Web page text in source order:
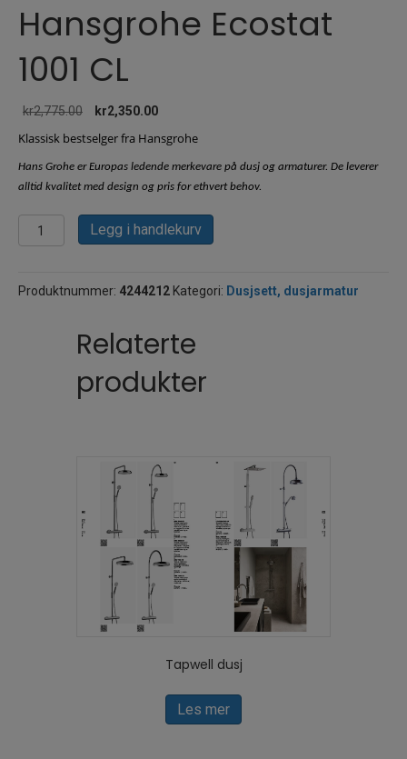
Hansgrohe Ecostat
1001 CL
kr2,775.00
Opprinnelig
var:
kr2,775.00.
kr2,350.00
er:
kr2,350.00.
Klassisk bestselger fra Hansgrohe
Hans Grohe er Europas ledende merkevare på dusj og armaturer. De leverer
alltid kvalitet med design og pris for ethvert behov.
Hansgrohe
antall
Legg i handlekurv
Produktnummer: 4244212 Kategori: Dusjsett, dusjarmatur
Relaterte
produkter
Tapwell dusj
Les mer